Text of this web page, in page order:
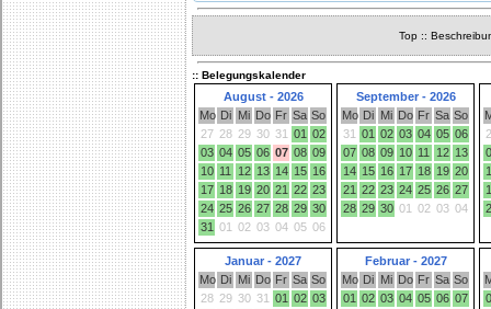
Top ::
:: Belegungskalender
August - 2026
Mo Di Mi Do Fr Sa So
27 28 29 30 31 01
02
03 04 05 06 07 08 09
10 11 12 13 14 15 16
17 18 19 20 21 22 23
24 25 26 27 28 29 30
31
01 02 03 04 05 06
September - 2026
Mo Di Mi Do Fr Sa So
31
01 02 03 04 05 06
07 08 09 10 11 12 13
14 15 16 17 18 19 20
21
22 23 24 25 26 27
28 29 30 01 02 03 04
Januar - 2027
Mo Di Mi Do Fr Sa So
28 29 30 31 01 02 03
Februar - 2027
Mo Di Mi Do Fr Sa So
01
02 03 04 05 06 07